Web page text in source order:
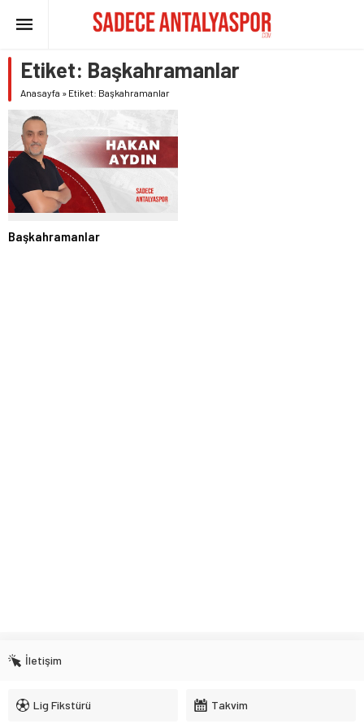
Etiket: Başkahramanlar
Anasayfa » Etiket: Başkahramanlar
Başkahramanlar
İletişim
Lig Fikstürü Takvim